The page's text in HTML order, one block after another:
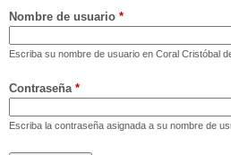
Nombre de usuario *
Escriba su nombre de usuario en Coral Cristóbal
Contraseña *
Escriba la contraseña asignada a su nombre de